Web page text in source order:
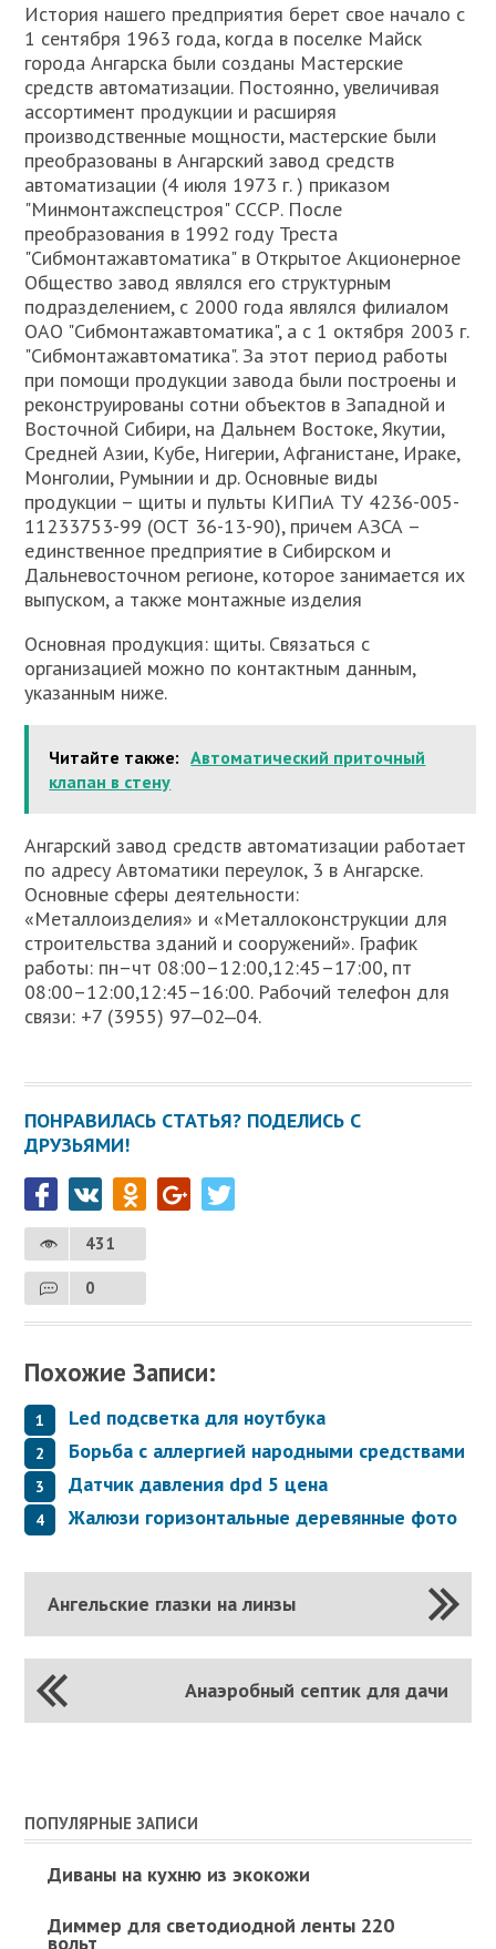
История нашего предприятия берет свое начало с
1 сентября 1963 года, когда в поселке Майск
города Ангарска были созданы Мастерские
средств автоматизации. Постоянно, увеличивая
ассортимент продукции и расширяя
производственные мощности, мастерские были
преобразованы в Ангарский завод средств
автоматизации (4 июля 1973 г. ) приказом
"Минмонтажспецстроя" СССР. После
преобразования в 1992 году Треста
"Сибмонтажавтоматика" в Открытое Акционерное
Общество завод являлся его структурным
подразделением, с 2000 года являлся филиалом
ОАО "Сибмонтажавтоматика", а с 1 октября 2003 г.
"Сибмонтажавтоматика". За этот период работы
при помощи продукции завода были построены и
реконструированы сотни объектов в Западной и
Восточной Сибири, на Дальнем Востоке, Якутии,
Средней Азии, Кубе, Нигерии, Афганистане, Ираке,
Монголии, Румынии и др. Основные виды
продукции – щиты и пульты КИПиА ТУ 4236-005-
11233753-99 (ОСТ 36-13-90), причем АЗСА –
единственное предприятие в Сибирском и
Дальневосточном регионе, которое занимается их
выпуском, а также монтажные изделия
Основная продукция: щиты. Связаться с
организацией можно по контактным данным,
указанным ниже.
Читайте также: Автоматический приточный
клапан в стену
Ангарский завод средств автоматизации работает
по адресу Автоматики переулок, 3 в Ангарске.
Основные сферы деятельности:
«Металлоизделия» и «Металлоконструкции для
строительства зданий и сооружений». График
работы: пн–чт 08:00–12:00,12:45–17:00, пт
08:00–12:00,12:45–16:00. Рабочий телефон для
связи: +7 (3955) 97‒02‒04.
ПОНРАВИЛАСЬ СТАТЬЯ? ПОДЕЛИСЬ С
ДРУЗЬЯМИ!
431
0
Похожие Записи:
Led подсветка для ноутбука
Борьба с аллергией народными средствами
Датчик давления dpd 5 цена
Жалюзи горизонтальные деревянные фото
Ангельские глазки на линзы
Анаэробный септик для дачи
ПОПУЛЯРНЫЕ ЗАПИСИ
Диваны на кухню из экокожи
Диммер для светодиодной ленты 220
вольт